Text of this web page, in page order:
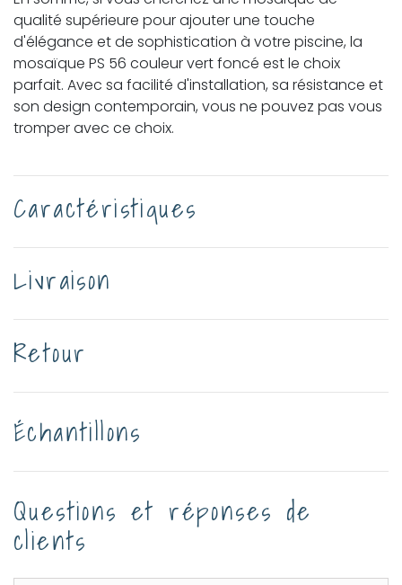
qualité supérieure pour ajouter une touche
d'élégance et de sophistication à votre piscine, la
mosaïque PS 56 couleur vert foncé est le choix
parfait. Avec sa facilité d'installation, sa résistance et
son design contemporain, vous ne pouvez pas vous
tromper avec ce choix.
Caractéristiques
Livraison
Retour
Échantillons
Questions et réponses de
clients